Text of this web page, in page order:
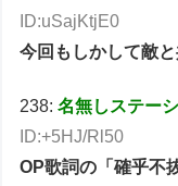
ID:uSajKtjE0
今回もしかして敵
238:名無しステー
ID:+5HJ/Rl50
OP歌詞の「確乎不